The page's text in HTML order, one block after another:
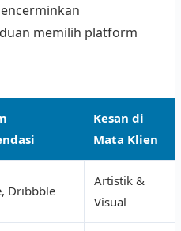
memilih platform
Kesan di
Mata Klien
Dribbble
Artistik &
Visual